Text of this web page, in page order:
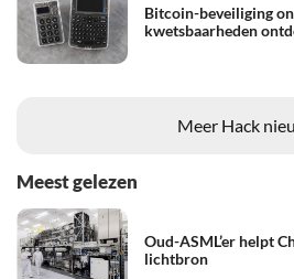
Bitcoin-beveiliging
kwetsbaarheden
Meer Hack
Meest gelezen
Oud-ASML’er helpt
lichtbron